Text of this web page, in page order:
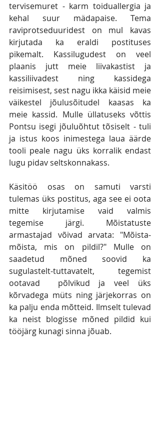
tervisemuret - karm toiduallergia ja
kehal suur mädapaise. Tema
raviprotseduuridest on mul kavas
kirjutada ka eraldi postituses
pikemalt. Kassilugudest on veel
plaanis jutt meie liivakastist ja
kassiliivadest ning kassidega
reisimisest, sest nagu ikka käisid meie
väikestel jõulusõitudel kaasas ka
meie kassid. Mulle üllatuseks võttis
Pontsu isegi jõuluõhtut tõsiselt - tuli
ja istus koos inimestega laua äärde
tooli peale nagu üks korralik endast
lugu pidav seltskonnakass.
Käsitöö osas on samuti varsti
tulemas üks postitus, aga see ei oota
mitte kirjutamise vaid valmis
tegemise järgi. Mõistatuste
armastajad võivad arvata: "Mõista-
mõista, mis on pildil?" Mulle on
saadetud mõned soovid ka
sugulastelt-tuttavatelt, tegemist
ootavad  põlvikud ja veel üks
kõrvadega müts ning järjekorras on
ka palju enda mõtteid. Ilmselt tulevad
ka neist blogisse mõned pildid kui
tööjärg kunagi sinna jõuab.